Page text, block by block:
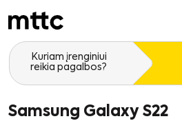
prie
pagrindinio
turinioKuriam įrenginiui
reikia pagalbos?
Samsung Galaxy S22